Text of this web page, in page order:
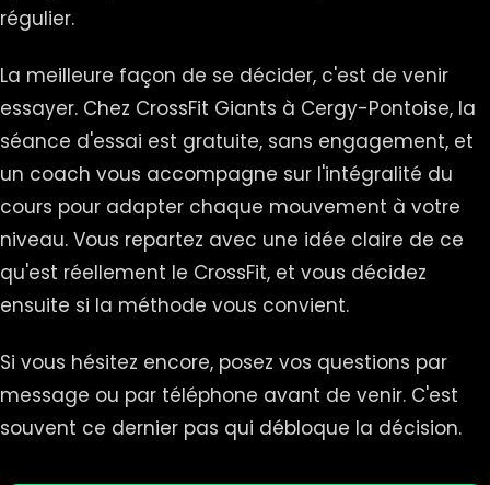
régulier.
La meilleure façon de se décider, c'est de venir
essayer. Chez CrossFit Giants à Cergy-Pontoise, la
séance d'essai est gratuite, sans engagement, et
un coach vous accompagne sur l'intégralité du
cours pour adapter chaque mouvement à votre
niveau. Vous repartez avec une idée claire de ce
qu'est réellement le CrossFit, et vous décidez
ensuite si la méthode vous convient.
Si vous hésitez encore, posez vos questions par
message ou par téléphone avant de venir. C'est
souvent ce dernier pas qui débloque la décision.